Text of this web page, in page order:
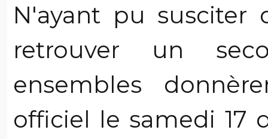
N'ayant pu susciter
retrouver un
ensembles
officiel le samedi 17